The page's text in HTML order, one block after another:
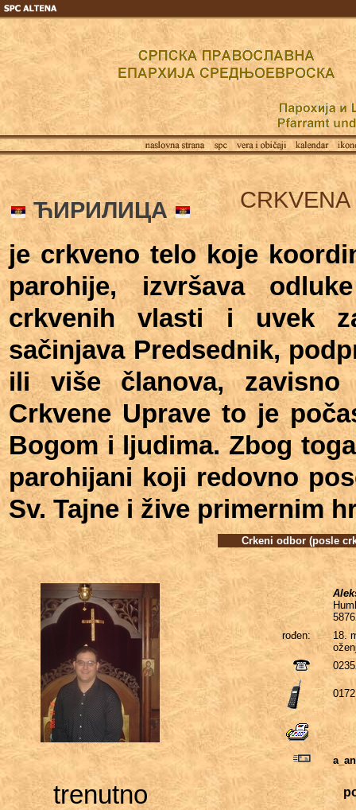
ЋИРИЛИЦА
je crkveno telo koje
parohije, izvršava
crkvenih vlasti i uvek
sačinjava Predsednik,
ili više članova,
Crkvene Uprave to je
Bogom i ljudima. Zbog
parohijani koji redovno
Sv. Tajne i žive primernim
Crkeni odbor (posle
rođen:
18.
trenutno